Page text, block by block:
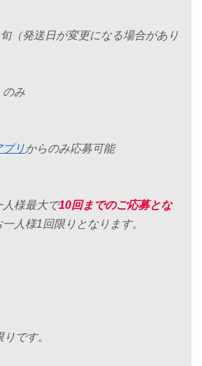
（発送日が変更になる場合があり
のみ
プリからのみ応募可能
人様最大で10回までのご応募とな
人様1回限りとなります。
です。